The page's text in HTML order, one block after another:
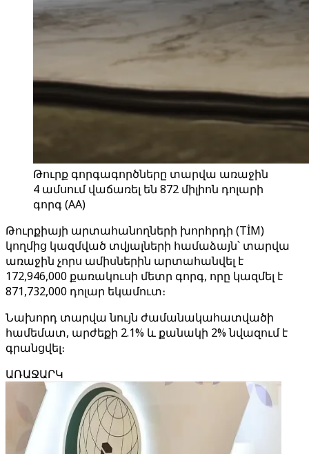
Թուրք գորգագործները տարվա առաջին
4 ամսում վաճառել են 872 միլիոն դոլարի
գորգ (AA)
Թուրքիայի արտահանողների խորհրդի (TİM)
կողմից կազմված տվյալների համաձայն՝ տարվա
առաջին չորս ամիսներին արտահանվել է
172,946,000 քառակուսի մետր գորգ, որը կազմել է
871,732,000 դոլար եկամուտ։
Նախորդ տարվա նույն ժամանակահատվածի
համեմատ, արժեքի 2.1% և քանակի 2% նվազում է
գրանցվել։
ԱՌԱՋԱՐԿ